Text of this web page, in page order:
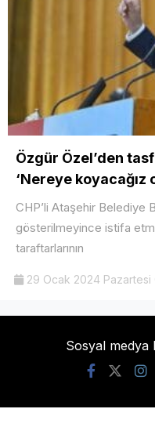
Özgür Özel’den
‘Nereye koyacağız
CHP’li Ataşehir Belediye
gösterilmeyince istifa
taraftarlarının
29 Ocak 2024 Pazartesi
Sosyal medya